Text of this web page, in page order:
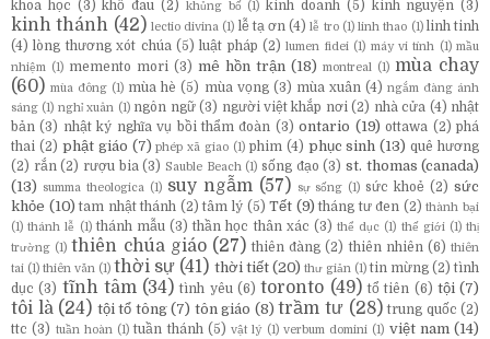
khoa học (3) khổ đau (2) khủng bố (1) kinh doanh (5) kinh nguyện (3)
kinh thánh (42) lectio divina (1) lễ tạ ơn (4) lễ tro (1) linh thao (1) linh tinh
(4) lòng thương xót chúa (5) luật pháp (2) lumen fidei (1) máy vi tính (1) mầu
nhiệm
(1) memento mori (3) mê hồn trận (18) montreal (1) mùa chay
(60) mùa đông (1) mùa hè (5) mùa vọng (3) mùa xuân (4) ngắm đàng ánh
sáng (1) nghỉ xuân (1) ngôn ngữ (3) người việt khắp nơi (2) nhà cửa (4) nhật
bản (3) nhật ký nghĩa vụ bồi thẩm đoàn (3) ontario (19) ottawa (2) phá
thai (2) phật giáo (7) phép xã giao (1) phim (4) phục sinh (13) quê hương
(2) rắn (2) rượu bia (3) Sauble Beach (1) sống đạo (3) st. thomas (canada)
(13)
summa theologica (1) suy ngẫm (57) sự sống (1) sức khoẻ (2) sức
khỏe (10) tam nhật thánh (2) tâm lý (5) Tết (9) tháng tư đen (2) thành bại
(1) thánh lễ (1) thánh mẫu (3) thần học thân xác (3) thể dục (1) thế giới (1) thị
trường (1) thiên chúa giáo (27) thiên đàng (2) thiên nhiên (6) thiên
tai (1) thiên văn (1) thời sự (41) thời tiết (20) thư giản (1) tin mừng (2) tình
dục (3) tĩnh tâm (34) tình yêu (6) toronto (49) tổ tiên (6) tội (7)
tôi là (24) tội tổ tông (7) tôn giáo (8) trầm tư (28) trung quốc (2)
ttc (3) tuần hoàn (1) tuần thánh (5) vật lý (1) verbum domini (1) việt nam (14)